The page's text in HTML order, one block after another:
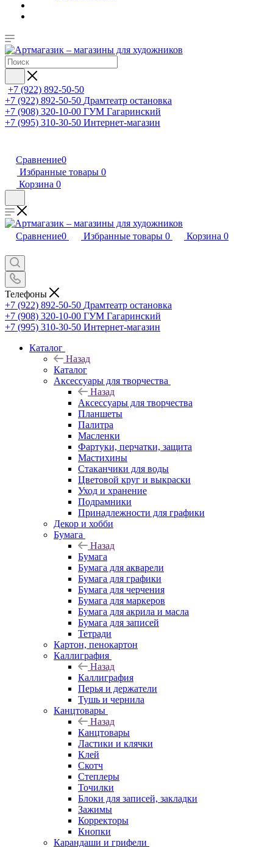
+7 (922) 892-50-50
+7 (922) 892-50-50 Драмтеатр остановка
+7 (908) 320-10-00 ГУМ Гагаринский
+7 (995) 310-30-50 Интернет-магазин
Сравнение0
Избранные товары 0
Корзина 0
Сравнение0 Избранные товары 0 Корзина 0
Телефоны
+7 (922) 892-50-50 Драмтеатр остановка
+7 (908) 320-10-00 ГУМ Гагаринский
+7 (995) 310-30-50 Интернет-магазин
Каталог
Назад
Каталог
Аксессуары для творчества
Назад
Аксессуары для творчества
Планшеты
Палитра
Масленки
Фартуки, перчатки, защита
Мастихины
Стаканчики для воды
Цветовой круг и выкраски
Уход и хранение
Подрамники
Принадлежности для графики
Декор и хобби
Бумага
Назад
Бумага
Бумага для акварели
Бумага для графики
Бумага для черчения
Бумага для маркеров
Бумага для акрила и масла
Бумага для записей
Тетради
Картон, пенокартон
Каллиграфия
Назад
Каллиграфия
Перья и держатели
Тушь и чернила
Канцтовары
Назад
Канцтовары
Ластики и клячки
Клей
Скотч
Степлеры
Точилки
Блоки для записей, закладки
Зажимы
Корректоры
Кнопки
Карандаши и грифели